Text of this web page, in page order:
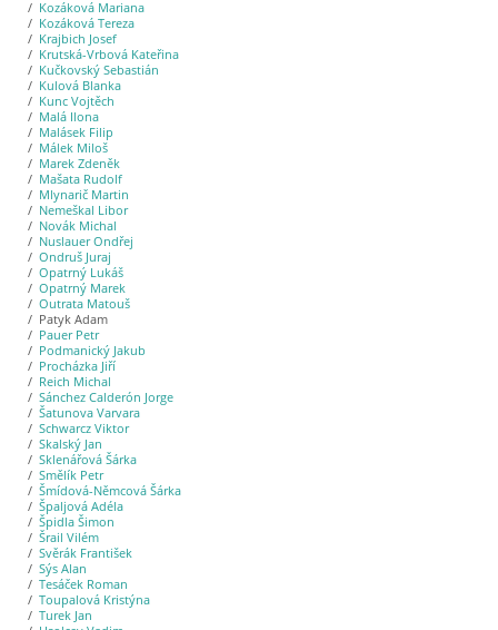
Kozáková Mariana
Kozáková Tereza
Krajbich Josef
Krutská-Vrbová Kateřina
Kučkovský Sebastián
Kulová Blanka
Kunc Vojtěch
Malá Ilona
Malásek Filip
Málek Miloš
Marek Zdeněk
Mašata Rudolf
Mlynarič Martin
Nemeškal Libor
Novák Michal
Nuslauer Ondřej
Ondruš Juraj
Opatrný Lukáš
Opatrný Marek
Outrata Matouš
Patyk Adam
Pauer Petr
Podmanický Jakub
Procházka Jiří
Reich Michal
Sánchez Calderón Jorge
Šatunova Varvara
Schwarcz Viktor
Skalský Jan
Sklenářová Šárka
Smělík Petr
Šmídová-Němcová Šárka
Špaljová Adéla
Špidla Šimon
Šrail Vilém
Svěrák František
Sýs Alan
Tesáček Roman
Toupalová Kristýna
Turek Jan